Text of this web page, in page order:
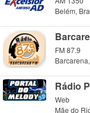
Belém,
FM 87.9
Rádio
Web
Mãe do